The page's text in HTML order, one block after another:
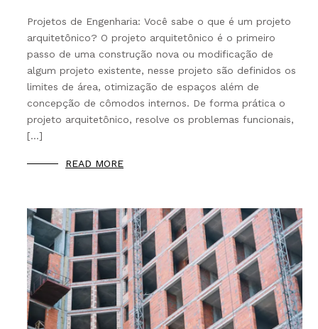
Projetos de Engenharia: Você sabe o que é um projeto
arquitetônico? O projeto arquitetônico é o primeiro
passo de uma construção nova ou modificação de
algum projeto existente, nesse projeto são definidos os
limites de área, otimização de espaços além de
concepção de cômodos internos. De forma prática o
projeto arquitetônico, resolve os problemas funcionais,
[…]
READ MORE